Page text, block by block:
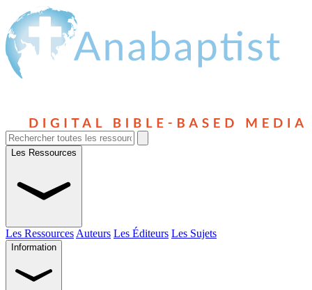
Les Ressources
Les Ressources Auteurs Les Éditeurs Les Sujets
Information